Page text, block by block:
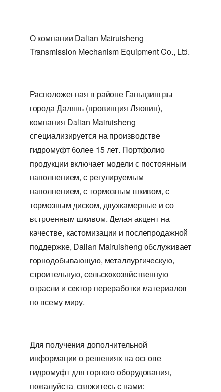
О компании Dalian Mairuisheng
Transmission Mechanism Equipment Co., Ltd.
Расположенная в районе Ганьцзинцзы
города Далянь (провинция Ляонин),
компания Dalian Mairuisheng
специализируется на производстве
гидромуфт более 15 лет. Портфолио
продукции включает модели с постоянным
наполнением, с регулируемым
наполнением, с тормозным шкивом, с
тормозным диском, двухкамерные и со
встроенным шкивом. Делая акцент на
качестве, кастомизации и послепродажной
поддержке, Dalian Mairuisheng обслуживает
горнодобывающую, металлургическую,
строительную, сельскохозяйственную
отрасли и сектор переработки материалов
по всему миру.
Для получения дополнительной
информации о решениях на основе
гидромуфт для горного оборудования,
пожалуйста, свяжитесь с нами: